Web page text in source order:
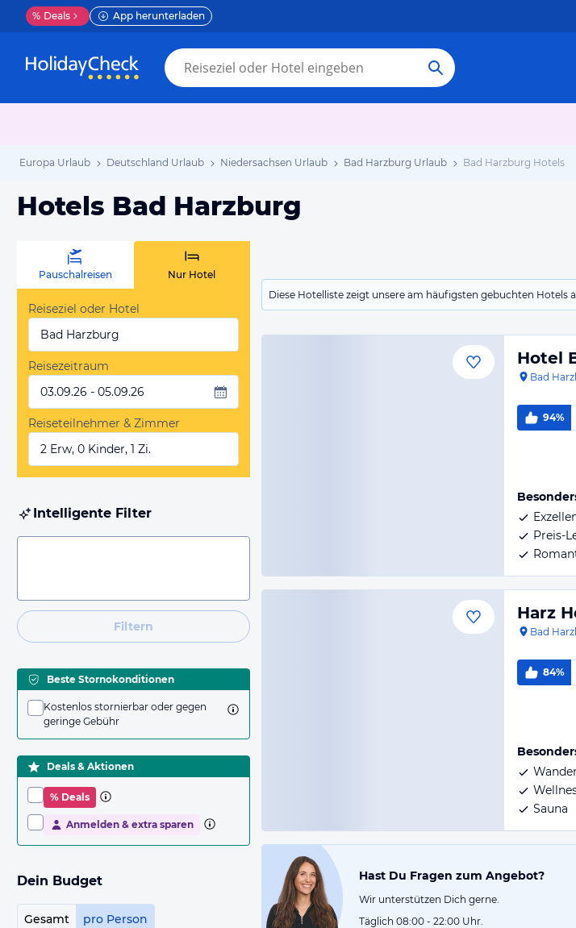
% Deals App herunterladen
Europa Urlaub Deutschland Urlaub Niedersachsen Urlaub Bad Harzburg Urlaub Bad Harzburg Hotels
Hotels Bad Harzburg
Diese Hotelliste zeigt unsere am häufigsten gebuchten
Pauschalreisen Nur Hotel
Reiseziel oder Hotel
Bad Harzburg
Reisezeitraum
03.09.26 - 05.09.26
Reiseteilnehmer & Zimmer
2 Erw, 0 Kinder, 1 Zi.
Intelligente Filter
Filtern
Beste Stornokonditionen
Kostenlos stornierbar oder gegen
geringe Gebühr
Deals & Aktionen
% Deals
Anmelden & extra sparen
Dein Budget
Gesamt pro Person
Hotel
Bad
94%
Preis-
Harz
Bad
84%
Sauna
Hast Du Fragen zum Angebot?
Wir unterstützen Dich gerne.
Täglich 08:00 - 22:00 Uhr.